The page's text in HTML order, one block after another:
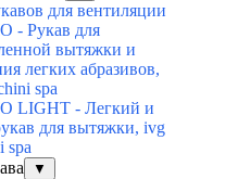
для вентиляции
- Рукав для
вытяжки и
легких абразивов,
spa
LIGHT - Легкий и
для вытяжки, ivg
spa
▼